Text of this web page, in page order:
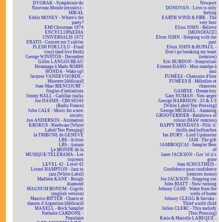
DVORAK - Symphonie du
Nouveau Monde (extraits) -
MIKAL
Eddie MONEY - Where's the
party?
EMI Christmas 1974
ENCYCLOPAEDIA
UNIVERSALIS 1972
ERATO - Concert sur 3 siècles
FLESH FOR LULU - Final
vinyl (and live flesh)
George WINSTON - December
Gilles LANGOUREAU
Hommage à Mado ROBIN
HONDA - Wake up!
Jacques VANDEVOORDE -
Miserere [dédicacé]
Jean-Marc BIENCOURT -
Jingles d'imitations
Jimmy HALL - Cadillac tracks
Joe DASSIN - CBS 66343
(Radio France)
John CALE - Music for a new
society
Jon ANDERSON - Animation
KROKUS - Hardware [White
Label/Test Pressing]
la TRIBUNE de GENÈVE
LBS - Action
LBS - Aurum
Le MONDE de la
MUSIQUE/TÉLÉRAMA - Les
copieurs
LEVEL 42 - Level 42
Lionel HAMPTON - Jazz in
jazz [White Label]
Madleen KANE - Rough
diamond
MAGNUM BONUM - Gigolo
(english version)
Maurice BITTER - Chants et
danses d'Argentine [dédicacé]
MAXELL - Rock Sampler
Nathalie CARDONE -
Populaire
Newport
DONOVAN - Love is only
feeling
EARTH WIND & FIRE - The
very best
Elton JOHN - Believe
[MONOFACE]
Elton JOHN - Sleeping with the
past
Elton JOHN & RUPAUL -
Don't go breaking my heart
(remixes)
Eric BURDON - Starportrait
Etienne DAHO - Mon manège à
moi
FUMÉES - Chansons d'hier
FUMÉES II - Mélodies et
chansons
GAMINE - Dream boy
Gary NUMAN - New anger
George HARRISON - 33 & 1/3
[White Label/Test Pressing]
George MICHAEL - Amazing
GROOVERIDER - Rainbows of
colour (MAW remixes)
HAPPY MONDAYS - Pills 'n'
thrills and bellyaches
Ian DURY - Lord Upminster
JAM - The gift
JAMIROQUAI - Sampler Best
of
Janet JACKSON - Got 'til it's
gone
Jean SCHULTHEIS -
Confidence pour confidence
(remixes house)
Joe JACKSON - Stepping out
John HIATT - Slow turning
Johnny CASH - Water from the
wells of home
Johnny CLEGG & Savuka -
Third world child
Julien CLERC - This melody
[Test Pressing]
Katia & Marielle LABEQUE -